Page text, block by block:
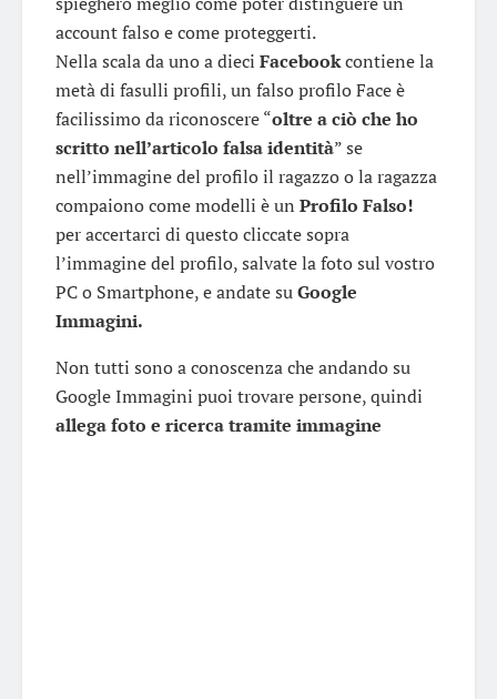
account falso e come proteggerti.
Nella scala da uno a dieci Facebookcontiene la
metà di fasulli profili, un falso profilo Face è
facilissimo da riconoscere “oltre a ciò che ho
scritto nell’articolo falsa identità” se
nell’immagine del profilo il ragazzo o la ragazza
compaiono come modelli è un Profilo Falso!
per accertarci di questo cliccate sopra
l’immagine del profilo, salvate la foto sul vostro
PC o Smartphone, e andate suGoogle
Immagini.
Non tutti sono a conoscenza che andando su
GoogleImmagini puoi trovare persone, quindi
allega foto e ricerca tramite immagine